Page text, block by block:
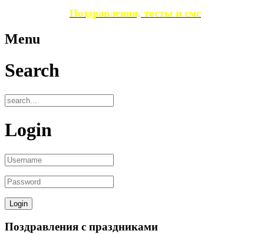
Поздравления, тосты и смс
Menu
Search
Login
Поздравления с праздниками